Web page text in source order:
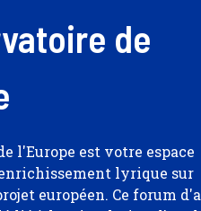
de
l'Europe est votre espace
lyrique sur
européen. Ce forum